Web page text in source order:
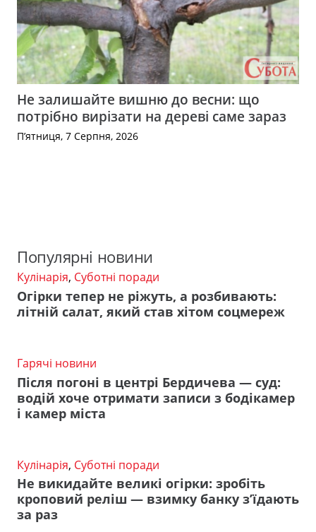
Не залишайте вишню до весни: що
потрібно вирізати на дереві саме зараз
П’ятниця, 7 Серпня, 2026
Популярні новини
Кулінарія, Суботні поради
Огірки тепер не ріжуть, а розбивають:
літній салат, який став хітом соцмереж
Гарячі новини
Після погоні в центрі Бердичева — суд:
водій хоче отримати записи з бодікамер
і камер міста
Кулінарія, Суботні поради
Не викидайте великі огірки: зробіть
кроповий реліш — взимку банку з’їдають
за раз